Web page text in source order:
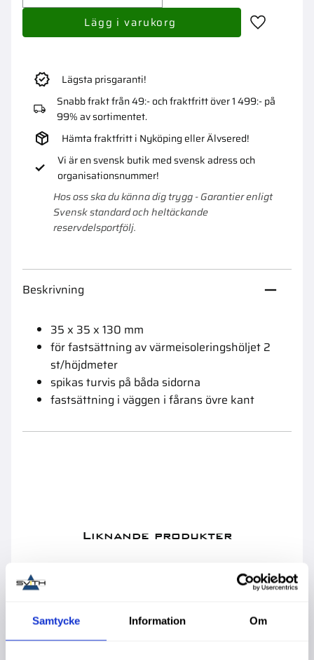
Samtycke Information Om
Lägg till i
Lägsta prisgaranti!
Snabb frakt från 49:- och fraktfritt över 1 499:- på
99% av sortimentet.
Hämta fraktfritt i Nyköping eller Älvsered!
Vi är en svensk butik med svensk adress och
organisationsnummer!
Hos oss ska du känna dig trygg - Garantier enligt
Svensk standard och heltäckande
reservdelsportfölj.
Beskrivning
35 x 35 x 130 mm
för fastsättning av värmeisoleringshöljet 2
st/höjdmeter
spikas turvis på båda sidorna
fastsättning i väggen i fårans övre kant
Liknande produkter